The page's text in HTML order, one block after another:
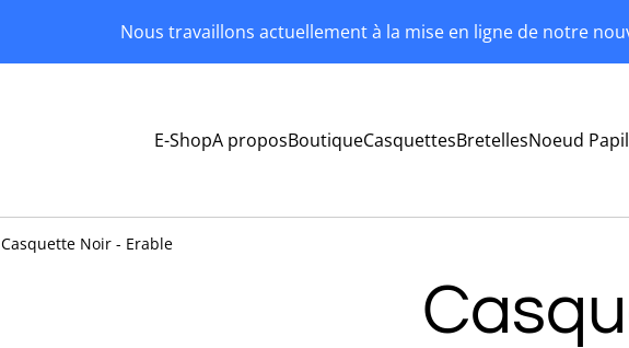
Nous travaillons actuellement à la mise en ligne de notre
E-ShopA proposBoutiqueCasquettesBretellesNoeud
Casquette Noir - Erable